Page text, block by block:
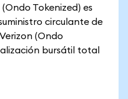
Tokenized) es
circulante de
(Ondo
bursátil total